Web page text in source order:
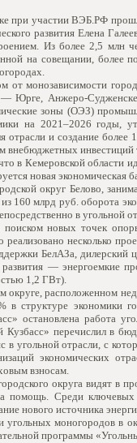
при участии ВЭБ.РФ
развития Елена
Из более 2,5 млн
на совещании, более
от монозависимости
Юрге, Анжеро-
зоны (ОЭЗ)
на 2021–2026 годы,
отрасли и создание
внебюджетных
в Кемеровской области
новая экономическая
округ Белово,
160 млрд руб. оборота
в угольной
поиском новых точек
несколько
БелАЗа,
— энергоемкие
1,2 ГВт).
округе, расположенном
в структуре экономики
остановлена работа
перечислил в
в угольной отрасли, с
экономических
взносам.
округа видят
помощь. Среди
нового источника
угольных моногородов в
программы